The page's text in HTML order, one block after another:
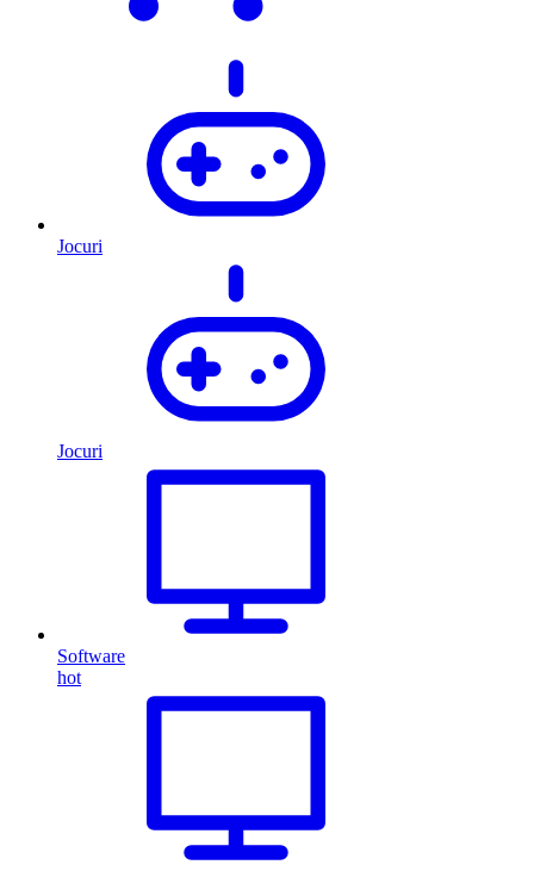
Jocuri
Jocuri
Software
hot